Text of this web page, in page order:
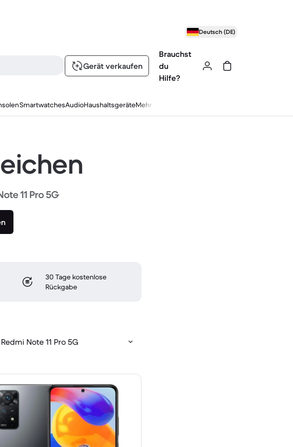
Deutsch (DE)
Gerät verkaufen
Brauchst
du
Hilfe?
SmartwatchesAudioHaushaltsgeräteMehr
11 Pro 5G
30 Tage kostenlose
Rückgabe
Note 11 Pro 5G